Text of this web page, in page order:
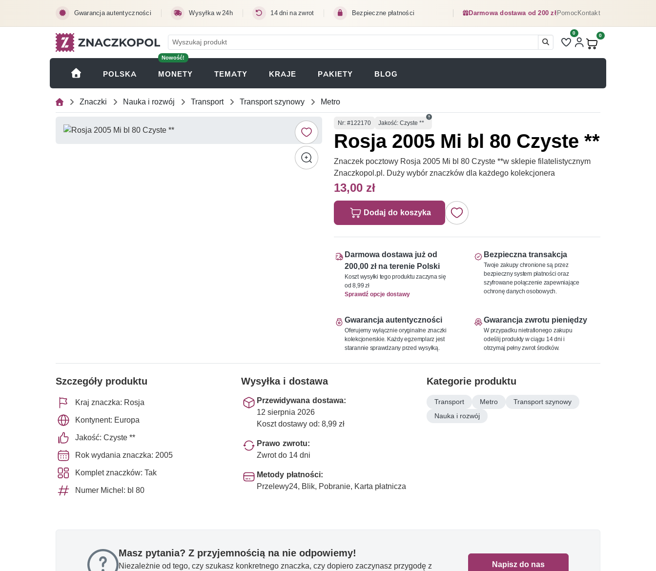
Gwarancja autentyczności Wysyłka w 24h 14 dni na zwrot Bezpieczne płatności Darmowa dostawa od 200 złPomocKontakt
Liczba pozycji na liście
0
Produkty w koszyku:
0
POLSKA
Nowość!
MONETY (OTWIERA SIĘ W NOWEJ KARCIE)
TEMATY KRAJE PAKIETY BLOG
Znaczki Nauka i rozwój Transport Transport szynowy Metro
Numer
Nr: #122170 Jakość: Czyste **
Rosja 2005 Mi bl 80 Czyste **
Znaczek pocztowy Rosja 2005 Mi bl 80 Czyste **w sklepie filatelistycznym
Znaczkopol.pl. Duży wybór znaczków dla każdego kolekcjonera
13,00 zł
Dodaj do koszyka
Darmowa dostawa już od
200,00 zł na terenie Polski
Koszt wysyłki tego produktu zaczyna się
od 8,99 zł
Sprawdź opcje dostawy
Bezpieczna transakcja
Twoje zakupy chronione są przez
bezpieczny system płatności oraz
szyfrowane połączenie zapewniające
ochronę danych osobowych.
Gwarancja autentyczności
Oferujemy wyłącznie oryginalne znaczki
kolekcjonerskie. Każdy egzemplarz jest
starannie sprawdzany przed wysyłką.
Gwarancja zwrotu pieniędzy
W przypadku nietrafionego zakupu
odeślij produkty w ciągu 14 dni i
otrzymaj pełny zwrot środków.
Szczegóły produktu
Kraj znaczka: Rosja
Kontynent: Europa
Jakość: Czyste **
Rok wydania znaczka: 2005
Komplet znaczków: Tak
Numer Michel: bl 80
Wysyłka i dostawa
Przewidywana dostawa:
12 sierpnia 2026
Koszt dostawy od: 8,99 zł
Prawo zwrotu:
Zwrot do 14 dni
Metody płatności:
Przelewy24, Blik, Pobranie, Karta płatnicza
Kategorie produktu
Transport Metro
Transport szynowy
Nauka i rozwój
Masz pytania? Z przyjemnością na nie odpowiemy!
Niezależnie od tego, czy szukasz konkretnego znaczka, czy dopiero zaczynasz przygodę z
Napisz do nas